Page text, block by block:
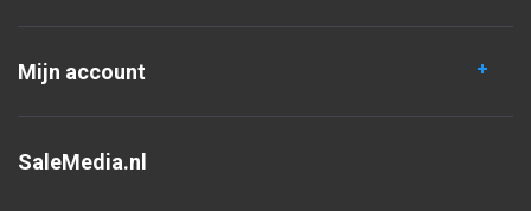
Mijn account
SaleMedia.nl